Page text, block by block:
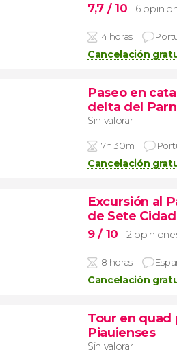
7,7 / 10 6
4 horas
Cancelación
Paseo en
delta del
Sin valorar
7h 30m
Cancelación
Excursión al
de Sete
9/ 10 2
8 horas
Cancelación
Tour en quad
Piauienses
Sin valorar